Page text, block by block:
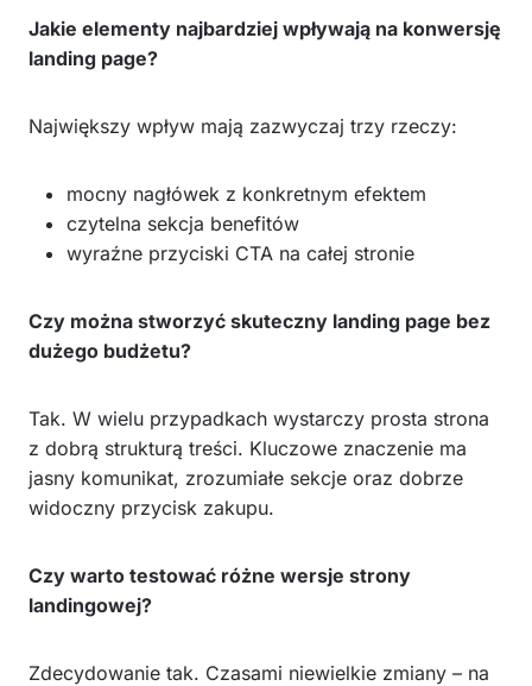
Jakie elementy najbardziej wpływają na konwersję
landing page?
Największy wpływ mają zazwyczaj trzy rzeczy:
mocny nagłówek z konkretnym efektem
czytelna sekcja benefitów
wyraźne przyciski CTA na całej stronie
Czy można stworzyć skuteczny landing page bez
dużego budżetu?
Tak. W wielu przypadkach wystarczy prosta strona
z dobrą strukturą treści. Kluczowe znaczenie ma
jasny komunikat, zrozumiałe sekcje oraz dobrze
widoczny przycisk zakupu.
Czy warto testować różne wersje strony
landingowej?
Zdecydowanie tak. Czasami niewielkie zmiany – na